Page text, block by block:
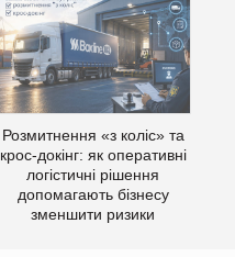
Розмитнення «з коліс» та
крос-докінг: як оперативні
логістичні рішення
допомагають бізнесу
зменшити ризики